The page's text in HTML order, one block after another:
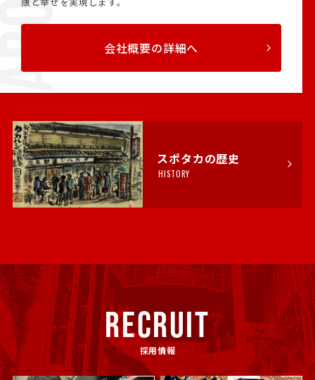
会社概要の詳細へ
スポタカの歴史
HISTORY
RECRUIT
採用情報